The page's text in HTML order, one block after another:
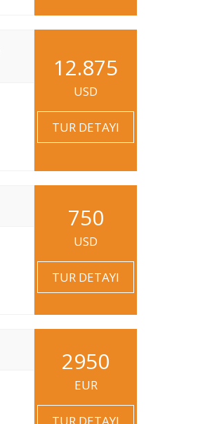
12.875
USD
TUR DETAYI
750
USD
TUR DETAYI
2950
EUR